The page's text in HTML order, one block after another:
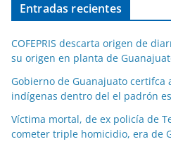
Entradas recientes
COFEPRIS descarta origen de
su origen en planta de
Gobierno de Guanajuato certifca
indígenas dentro del el padrón
Víctima mortal, de ex policía de
cometer triple homicidio, era de